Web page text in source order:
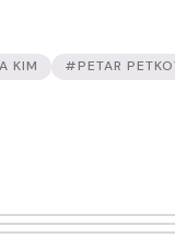
KIM #PETAR